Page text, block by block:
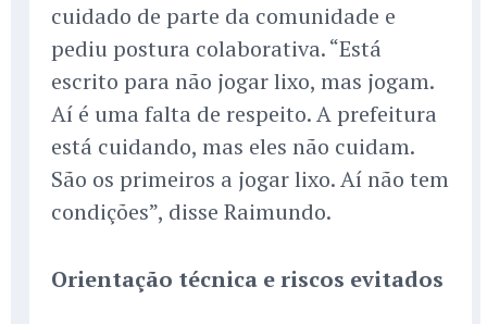
cuidado de parte da comunidade e
pediu postura colaborativa. “Está
escrito para não jogar lixo, mas jogam.
Aí é uma falta de respeito. A prefeitura
está cuidando, mas eles não cuidam.
São os primeiros a jogar lixo. Aí não tem
condições”, disse Raimundo.
Orientação técnica e riscos evitados